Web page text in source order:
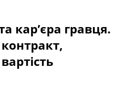
Ліга
Ліга
кар’єра гравця.